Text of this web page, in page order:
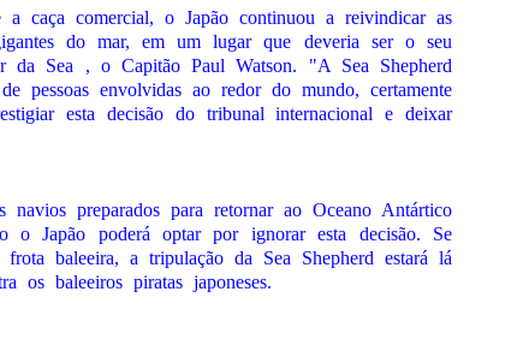
a caça comercial, o Japão continuou a reivindicar as
do mar, em um lugar que deveria ser o seu
da Sea , o Capitão Paul Watson. "A Sea Shepherd
pessoas envolvidas ao redor do mundo, certamente
esta decisão do tribunal internacional e deixar
preparados para retornar ao Oceano Antártico
o Japão poderá optar por ignorar esta decisão. Se
baleeira, a tripulação da Sea Shepherd estará lá
os baleeiros piratas japoneses.